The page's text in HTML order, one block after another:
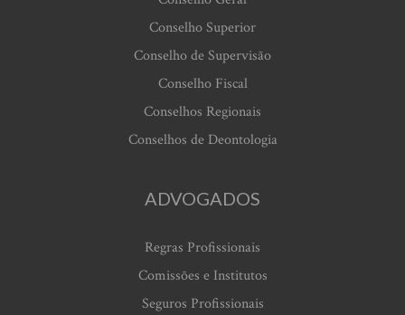
Conselho Superior
Conselho de Supervisão
Conselho Fiscal
Conselhos Regionais
Conselhos de Deontologia
ADVOGADOS
Regras Profissionais
Comissões e Institutos
Seguros Profissionais